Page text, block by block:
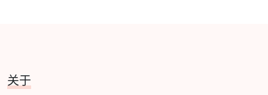
关于